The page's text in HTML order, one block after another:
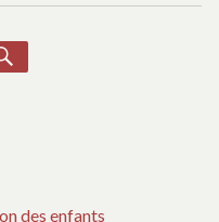
des enfants